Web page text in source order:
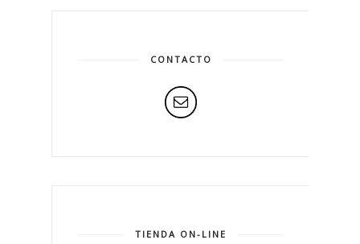
CONTACTO
TIENDA ON-LINE